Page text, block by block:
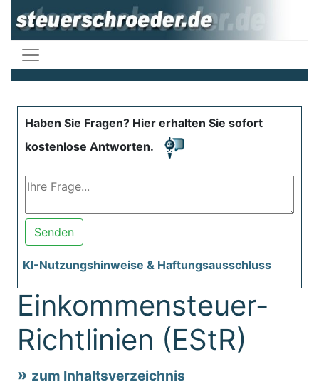
Haben Sie Fragen? Hier erhalten Sie sofort
kostenlose Antworten.
Senden
KI-Nutzungshinweise & Haftungsausschluss
Einkommensteuer-
Richtlinien (EStR)
zum Inhaltsverzeichnis